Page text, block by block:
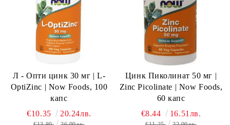
Л - Опти цинк 30 мг | L-
OptiZinc | Now Foods, 100
капс
€10.35 20.24лв.
Цинк Пиколинат 50 мг |
Zinc Picolinate | Now Foods,
60 капс
€8.44 16.51лв.